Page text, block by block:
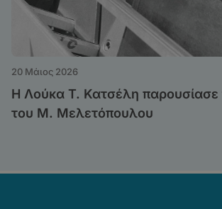
20 Μάιος 2026
Η Λούκα Τ. Κατσέλη παρουσίασε
του Μ. Μελετόπουλου